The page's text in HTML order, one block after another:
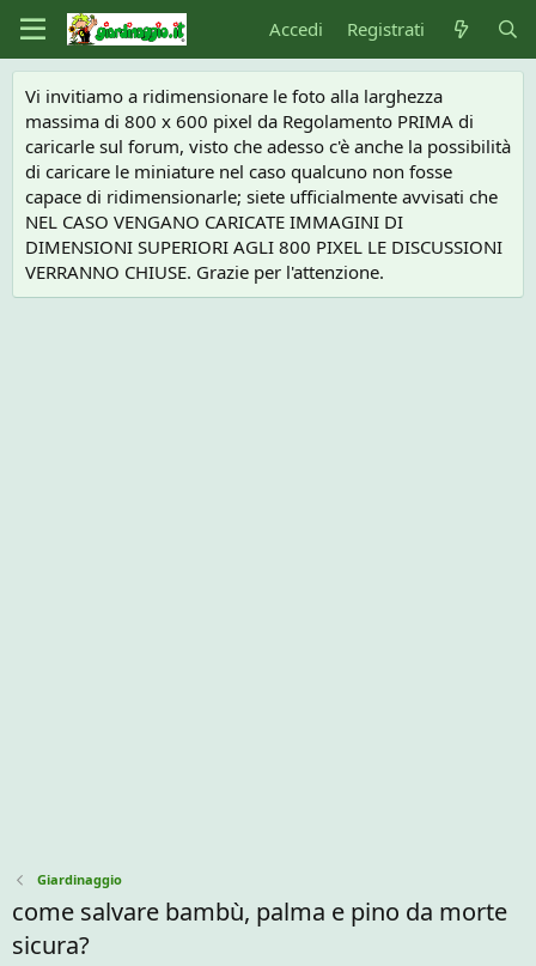
Accedi Registrati
Vi invitiamo a ridimensionare le foto alla larghezza
massima di 800 x 600 pixel da Regolamento PRIMA di
caricarle sul forum, visto che adesso c'è anche la possibilità
di caricare le miniature nel caso qualcuno non fosse
capace di ridimensionarle; siete ufficialmente avvisati che
NEL CASO VENGANO CARICATE IMMAGINI DI
DIMENSIONI SUPERIORI AGLI 800 PIXEL LE DISCUSSIONI
VERRANNO CHIUSE. Grazie per l'attenzione.
Giardinaggio
come salvare bambù, palma e pino da morte
sicura?